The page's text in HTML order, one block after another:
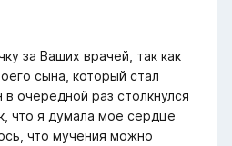
за Ваших врачей, так как
сына, который стал
очередной раз столкнулся
что я думала мое сердце
что мучения можно